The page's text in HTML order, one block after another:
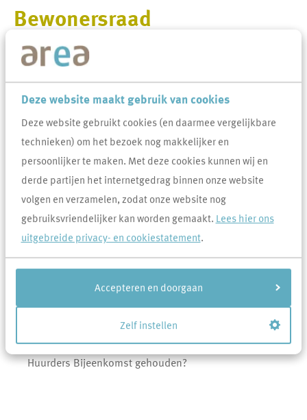
Deze website maakt gebruik van cookies
Deze website gebruikt cookies (en daarmee vergelijkbare
technieken) om het bezoek nog makkelijker en
persoonlijker te maken. Met deze cookies kunnen wij en
derde partijen het internetgedrag binnen onze website
volgen en verzamelen, zodat onze website nog
gebruiksvriendelijker kan worden gemaakt. Lees hier ons
uitgebreide privacy- en cookiestatement.
Accepteren en doorgaan
Zelf instellen
Bewonersraad
De Bewonersraad Area is de vertegenwoordiging van alle huurders
huurders en bewoners in een regelmatig overleg met het bestuur en
belangrijke belanghouders en gesprekspartners over het beleid
(o.a. strategie, het huurbeleid en woningtoewijzing) en een
klankbord voor de organisatie als het gaat om dienstverlening,
leefbaarheid, wijkbeleid en onderhoud.
Veel gevraagd over Bewonersraad
Wat zijn de uitgangspunten van de Bewonersraad
Hoe kom ik in contact met de Bewonersraad?
Waar en wanneer wordt de jaarlijkse Algemene
Huurders Bijeenkomst gehouden?